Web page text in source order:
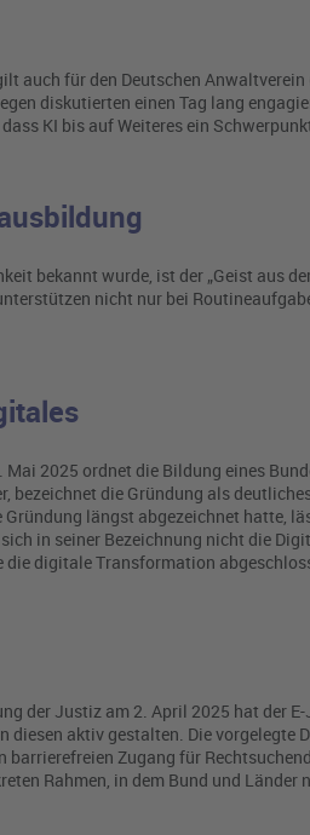
auch für den Deutschen
diskutierten einen Tag lang
KI bis auf Weiteres ein
bekannt wurde, ist der „Geist aus
nicht nur bei
Mai 2025 ordnet die Bildung eines
bezeichnet die Gründung als
längst abgezeichnet hatte,
in seiner Bezeichnung nicht die
digitale Transformation
der Justiz am 2. April 2025 hat der
aktiv gestalten. Die vorgelegte
Zugang für
Rahmen, in dem Bund und